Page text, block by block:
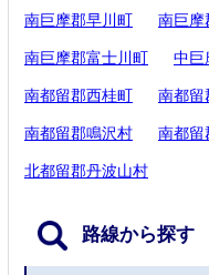
南巨摩郡早川町 南巨摩
南巨摩郡富士川町 中巨
南都留郡西桂町 南都留
南都留郡鳴沢村 南都留
北都留郡丹波山村
路線から探す